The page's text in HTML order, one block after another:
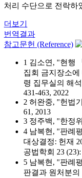
처리 수단으로 전락하
더보기
번역결과
참고문헌 (Reference)
1 김소연, "현행
집회 금지장소
령 집무실의 해
431-463, 2022
2 허완중, "헌법
61, 2013
3 정주백, "한정
4 남복현, "판례
대상결정: 헌재
공법학회 23 (23):
5 남복현, "판례
판결과 원처분의